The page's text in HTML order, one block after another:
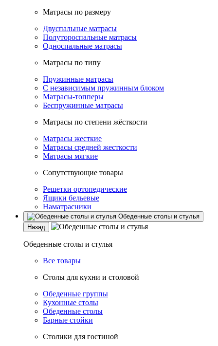
Матрасы по размеру
Двуспальные матрасы
Полутороспальные матрасы
Односпальные матрасы
Матрасы по типу
Пружинные матрасы
С независимым пружинным блоком
Матрасы-топперы
Беспружинные матрасы
Матрасы по степени жёсткости
Матрасы жесткие
Матрасы средней жесткости
Матрасы мягкие
Сопутствующие товары
Решетки ортопедические
Ящики бельевые
Наматрасники
Обеденные столы и стулья
Назад
Обеденные столы и стулья
Все товары
Столы для кухни и столовой
Обеденные группы
Кухонные столы
Обеденные столы
Барные стойки
Столики для гостиной